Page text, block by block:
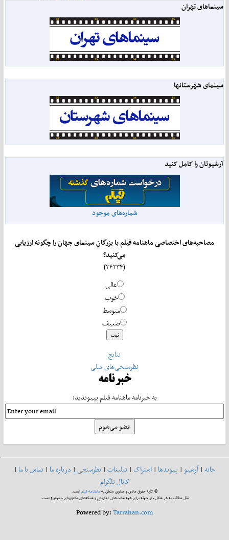
سینماهای تهران
سینمای شهرستانها
آرشیوتان را کامل کنید
شماره‌های موجود
مصاحبه‌های اختصاصی ماهنامه فیلم با بزرگان سینمای جهان را چگونه ارزیابی
می‌کنید؟
عالی
خوب
متوسط
ضعیف
نتایج
نظرسنجی‌های قبلی
خبرنامه
به خبرنامه ماهنامه فیلم بپیوندید:
خانه|آرشیو| پیوندها| اشتراک| تبلیغات| نظرسنجی| درباره ما| تماس با ما|
کانال تلگرام
© کلیه حقوق مادی و معنوی متعلق بهماهنامه فیلماست.
نقل مطالب به هر شکل - از جمله برای همه سایت‌های اینترنتی و شبکه‌های ماهواره‌ای - ممنوع است.
Powered by:Tarrahan.com